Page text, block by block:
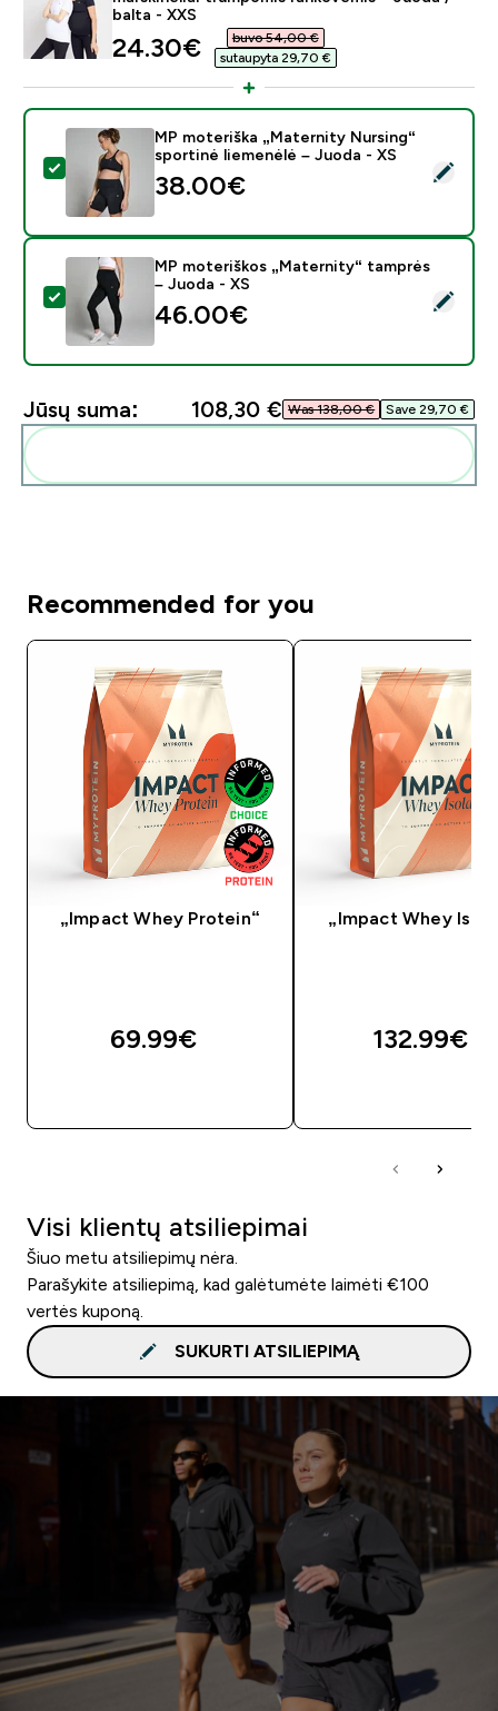
balta - XXS
discounted price
24.30€‎
buvo 54,00 €‎
sutaupyta 29,70 €‎
Pasirinkti šį produktą - MP moteriška „Maternity
MP moteriška „Maternity Nursing“
sportinė liemenėlė – Juoda - XS
38.00€‎
Pasirinkti šį produktą - MP moteriškos „Maternity“
MP moteriškos „Maternity“ tamprės
– Juoda - XS
46.00€‎
Jūsų suma: 108,30 €‎ Was 138,00 €‎ Save 29,70 €‎
Recommended for you
„Impact Whey Protein“
69.99€‎
„Impact Whey
132.99€‎
Visi klientų atsiliepimai
Šiuo metu atsiliepimų nėra.
Parašykite atsiliepimą, kad galėtumėte laimėti €100
vertės kuponą.
SUKURTI ATSILIEPIMĄ